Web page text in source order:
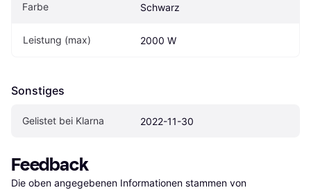
Farbe Schwarz
Leistung (max) 2000 W
Sonstiges
Gelistet bei Klarna 2022-11-30
Feedback
Die oben angegebenen Informationen stammen von